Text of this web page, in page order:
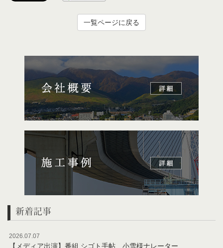
一覧ページに戻る
新着記事
2026.07.07
【メディア出演】番組 シゴト手帖 小雪様ナレーター